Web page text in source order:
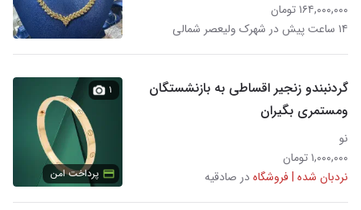
۱۶۴,۰۰۰,۰۰۰ تومان
۱۴ ساعت پیش در شهرک ولیعصر شمالی
گردنبندو زنجیر اقساطی به بازنشستگان
ومستمری بگیران
نو
۱,۰۰۰,۰۰۰ تومان
نردبان شده | فروشگاهدر صادقیه
۱
پرداخت امن